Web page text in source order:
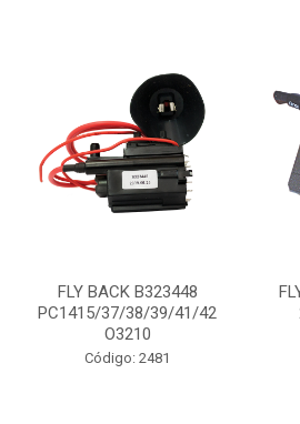
FLY BACK B323448
PC1415/37/38/39/41/42
O3210
Código: 2481